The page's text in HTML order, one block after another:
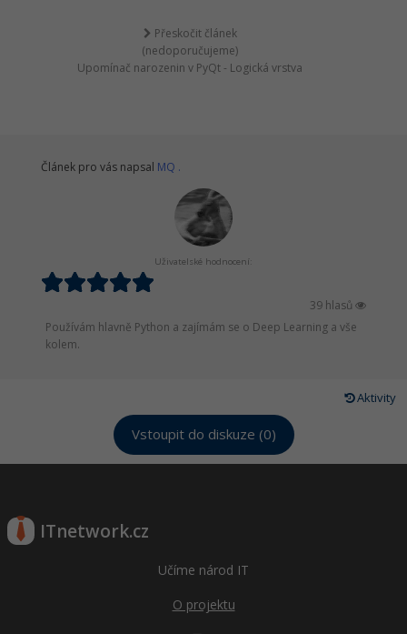
Přeskočit článek
(nedoporučujeme)
Upomínač narozenin v PyQt - Logická vrstva
Článek pro vás napsal MQ .
Uživatelské hodnocení:
39 hlasů
Používám hlavně Python a zajímám se o Deep Learning a vše
kolem.
Aktivity
Vstoupit do diskuze (0)
ITnetwork.cz
Učíme národ IT
O projektu